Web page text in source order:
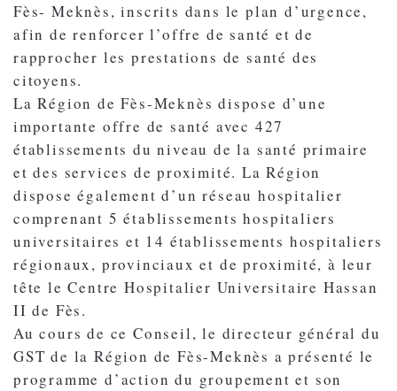
Fès- Meknès, inscrits dans le plan d’urgence,
afin de renforcer l’offre de santé et de
rapprocher les prestations de santé des
citoyens.
La Région de Fès-Meknès dispose d’une
importante offre de santé avec 427
établissements du niveau de la santé primaire
et des services de proximité. La Région
dispose également d’un réseau hospitalier
comprenant 5 établissements hospitaliers
universitaires et 14 établissements hospitaliers
régionaux, provinciaux et de proximité, à leur
tête le Centre Hospitalier Universitaire Hassan
II de Fès.
Au cours de ce Conseil, le directeur général du
GST de la Région de Fès-Meknès a présenté le
programme d’action du groupement et son